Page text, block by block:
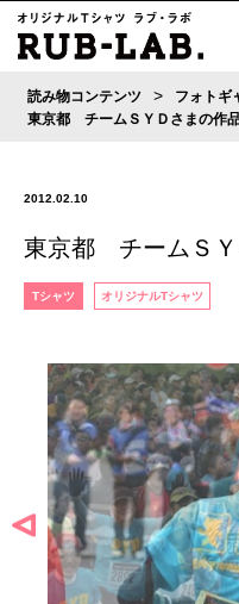
読み物コンテンツ > フォトギ
東京都 チームＳＹＤさまの作
2012.02.10
東京都 チームＳＹ
Tシャツ オリジナルTシャツ